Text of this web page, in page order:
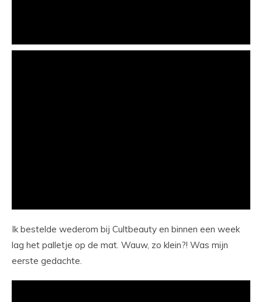
Ik bestelde wederom bij Cultbeauty en binnen een week
lag het palletje op de mat. Wauw, zo klein?! Was mijn
eerste gedachte.